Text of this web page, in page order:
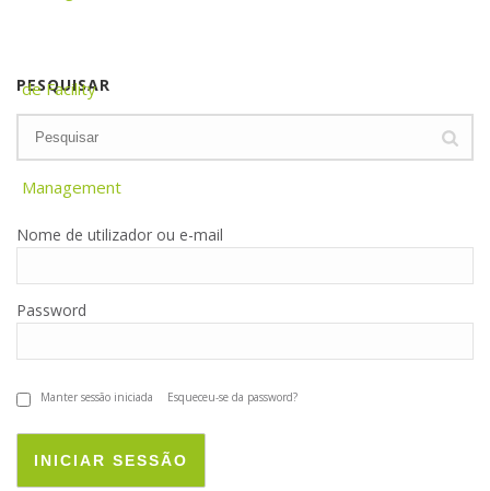
PESQUISAR
Nome de utilizador ou e-mail
Password
Manter sessão iniciada Esqueceu-se da password?
INICIAR SESSÃO